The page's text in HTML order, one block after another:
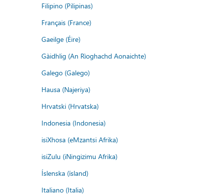
Filipino (Pilipinas)
Français (France)
Gaeilge (Éire)
Gàidhlig (An Rìoghachd Aonaichte)
Galego (Galego)
Hausa (Najeriya)
Hrvatski (Hrvatska)
Indonesia (Indonesia)
isiXhosa (eMzantsi Afrika)
isiZulu (iNingizimu Afrika)
Íslenska (ísland)
Italiano (Italia)